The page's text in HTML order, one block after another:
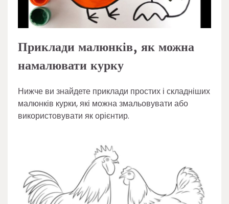
Приклади малюнків, як можна
намалювати курку
Нижче ви знайдете приклади простих і складніших
малюнків курки, які можна змальовувати або
використовувати як орієнтир.